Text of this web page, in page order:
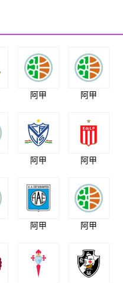
阿甲 阿甲
阿甲 阿甲
阿甲 阿甲